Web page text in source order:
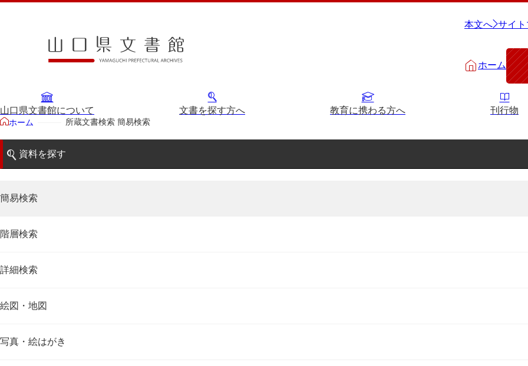
本文へ サイ
ホーム
山口県文書館について 文書を探す方へ 教育に携わる方へ 刊行物
ホーム 所蔵文書検索 簡易検索
資料を探す
簡易検索
階層検索
詳細検索
絵図・地図
写真・絵はがき